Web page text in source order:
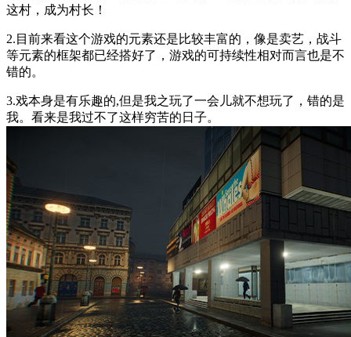
这村，成为村长！
2.目前来看这个游戏的元素还是比较丰富的，像是卖艺，战斗
等元素的框架都已经搭好了，游戏的可持续性相对而言也是不
错的。
3.戏本身是有乐趣的,但是我之玩了一会儿就不想玩了，错的是
我。看来是我过不了这样穷苦的日子。